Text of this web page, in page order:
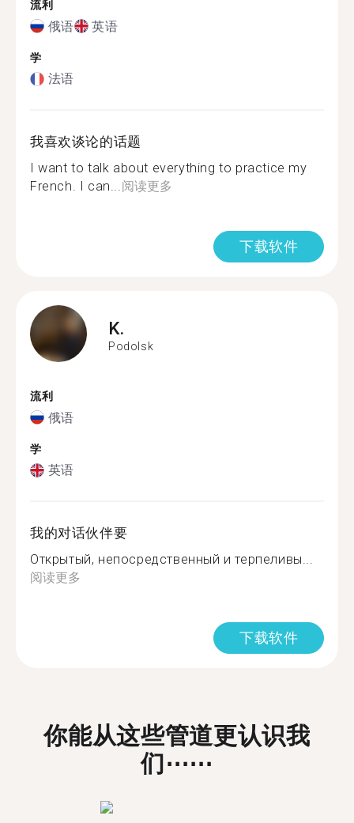
流利
俄语 英语
学
法语
我喜欢谈论的话题
I want to talk about everything to practice my
French. I can...阅读更多
下载软件
K.
Podolsk
流利
俄语
学
英语
我的对话伙伴要
Открытый, непосредственный и терпеливы...
阅读更多
下载软件
你能从这些管道更认识我
们⋯⋯